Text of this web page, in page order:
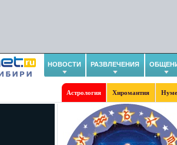
НОВОСТИ РАЗВЛЕЧЕНИЯ
Астрология Хиромантия